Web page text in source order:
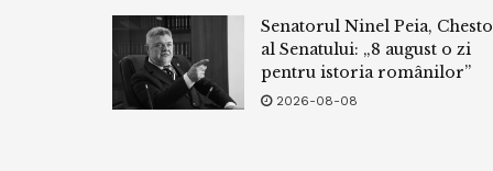
Senatorul Ninel Peia,
al Senatului: „8 august o zi
pentru istoria românilor”
2026-08-08